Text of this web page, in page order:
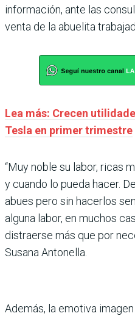
información, ante las
venta de la abuelita
Lea más: Crecen
Tesla en primer trimestre
“Muy noble su labor, ricas
y cuando lo pueda hacer.
abues pero sin hacerlos
alguna labor, en muchos
distraerse más que por
Susana Antonella.
Además, la emotiva